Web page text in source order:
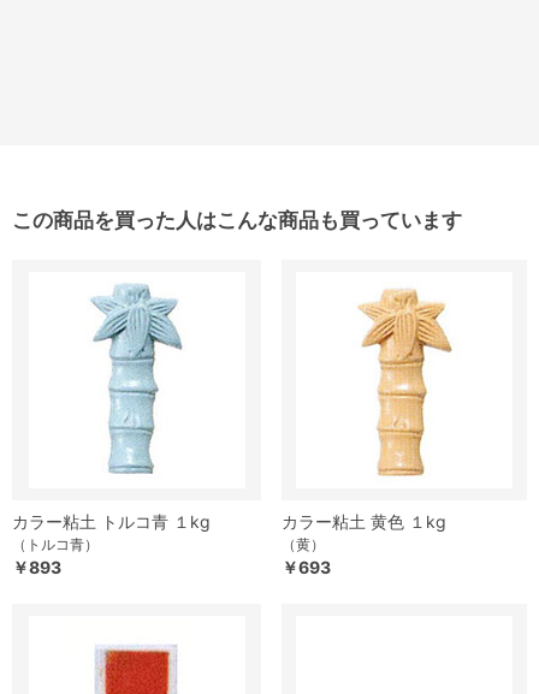
この商品を買った人はこんな商品も買っています
カラー粘土 トルコ青 １kg
（トルコ青）
￥893
カラー粘土 黄色 １kg
（黄）
￥693